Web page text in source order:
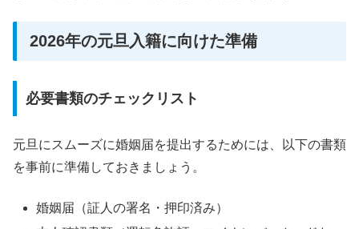
2026年の元旦入籍に向けた準備
必要書類のチェックリスト
元旦にスムーズに婚姻届を提出するためには、以下の書類
を事前に準備しておきましょう。
婚姻届（証人の署名・押印済み）